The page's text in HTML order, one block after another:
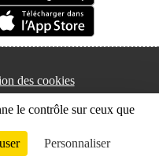
des cookies
Connexion
le contrôle sur ceux que
Personnaliser